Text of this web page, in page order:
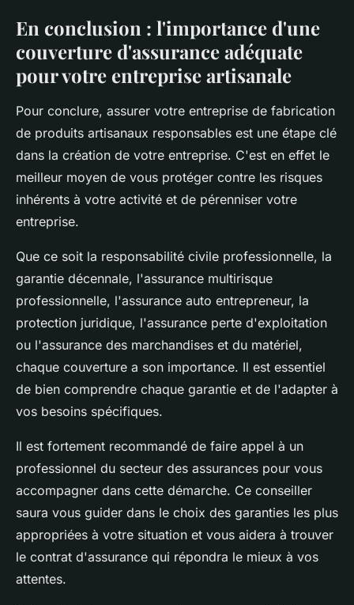
En conclusion : l'importance d'une
couverture d'assurance adéquate
pour votre entreprise artisanale
Pour conclure, assurer votre entreprise de fabrication
de produits artisanaux responsables est une étape clé
dans la création de votre entreprise. C'est en effet le
meilleur moyen de vous protéger contre les risques
inhérents à votre activité et de pérenniser votre
entreprise.
Que ce soit la responsabilité civile professionnelle, la
garantie décennale, l'assurance multirisque
professionnelle, l'assurance auto entrepreneur, la
protection juridique, l'assurance perte d'exploitation
ou l'assurance des marchandises et du matériel,
chaque couverture a son importance. Il est essentiel
de bien comprendre chaque garantie et de l'adapter à
vos besoins spécifiques.
Il est fortement recommandé de faire appel à un
professionnel du secteur des assurances pour vous
accompagner dans cette démarche. Ce conseiller
saura vous guider dans le choix des garanties les plus
appropriées à votre situation et vous aidera à trouver
le contrat d'assurance qui répondra le mieux à vos
attentes.